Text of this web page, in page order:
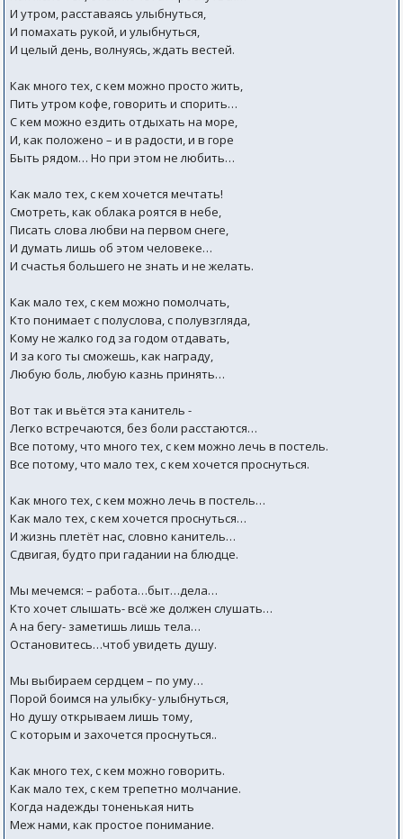
И утром, расставаясь улыбнуться,
И помахать рукой, и улыбнуться,
И целый день, волнуясь, ждать вестей.
Как много тех, с кем можно просто жить,
Пить утром кофе, говорить и спорить…
С кем можно ездить отдыхать на море,
И, как положено – и в радости, и в горе
Быть рядом… Но при этом не любить…
Как мало тех, с кем хочется мечтать!
Смотреть, как облака роятся в небе,
Писать слова любви на первом снеге,
И думать лишь об этом человеке…
И счастья большего не знать и не желать.
Как мало тех, с кем можно помолчать,
Кто понимает с полуслова, с полувзгляда,
Кому не жалко год за годом отдавать,
И за кого ты сможешь, как награду,
Любую боль, любую казнь принять…
Вот так и вьётся эта канитель -
Легко встречаются, без боли расстаются…
Все потому, что много тех, с кем можно лечь в постель.
Все потому, что мало тех, с кем хочется проснуться.
Как много тех, с кем можно лечь в постель…
Как мало тех, с кем хочется проснуться…
И жизнь плетёт нас, словно канитель…
Сдвигая, будто при гадании на блюдце.
Мы мечемся: – работа…быт…дела…
Кто хочет слышать- всё же должен слушать…
А на бегу- заметишь лишь тела…
Остановитесь…чтоб увидеть душу.
Мы выбираем сердцем – по уму…
Порой боимся на улыбку- улыбнуться,
Но душу открываем лишь тому,
С которым и захочется проснуться..
Как много тех, с кем можно говорить.
Как мало тех, с кем трепетно молчание.
Когда надежды тоненькая нить
Меж нами, как простое понимание.